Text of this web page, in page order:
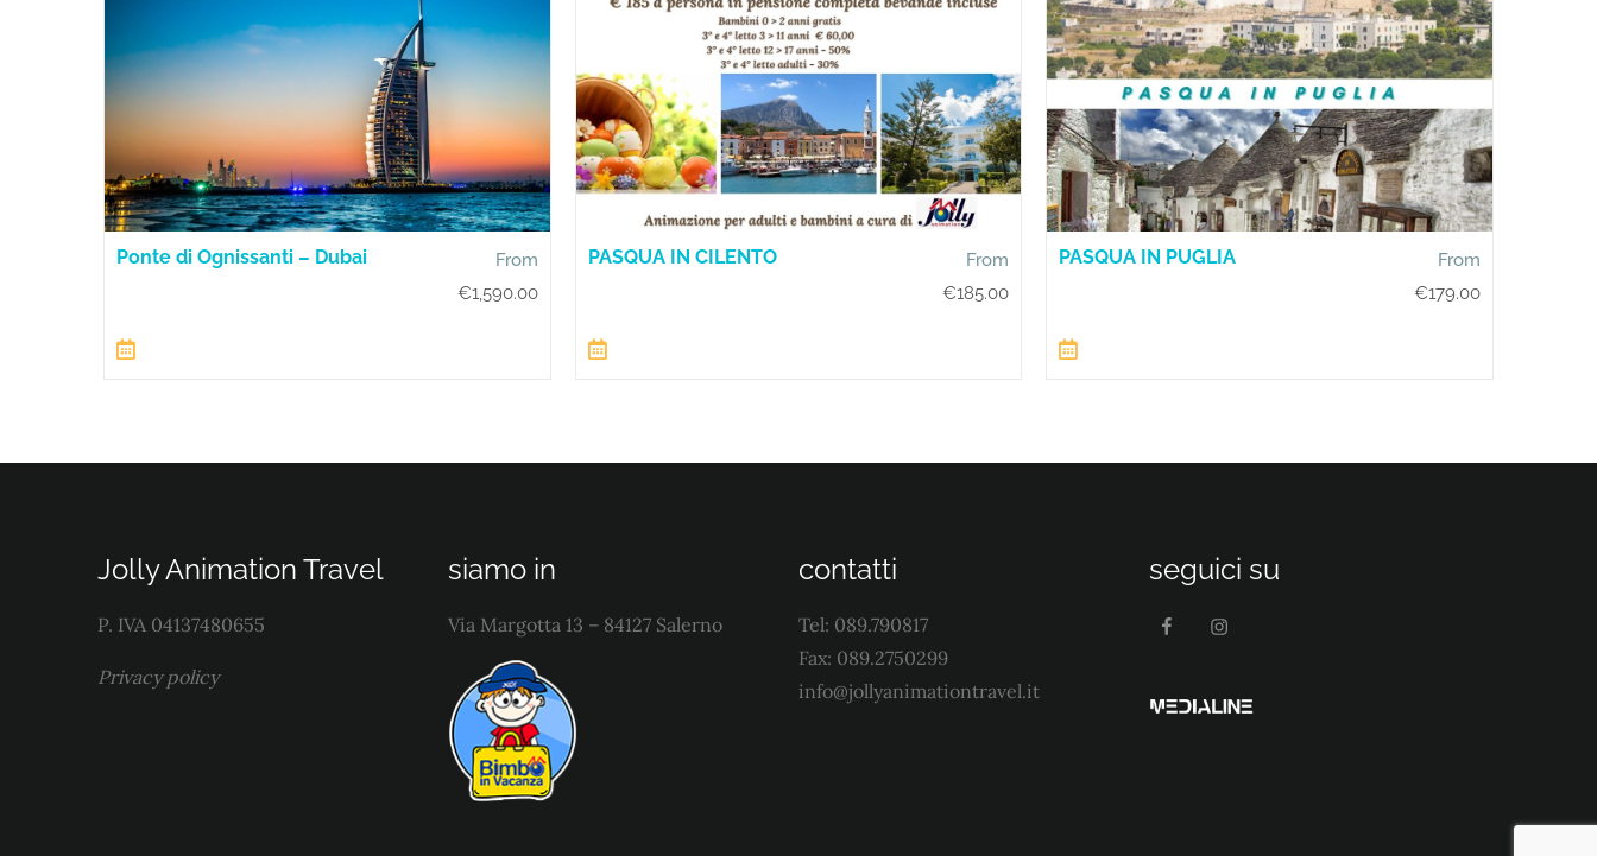
Ponte di Ognissanti – Dubai
From
€1,590.00
PASQUA IN CILENTO
From
€185.00
PASQUA IN PUGLIA
From
€179.00
Jolly Animation Travel
P. IVA 04137480655
Privacy policy
siamo in
Via Margotta 13 – 84127 Salerno
contatti
Tel: 089.790817
Fax: 089.2750299
info@jollyanimationtravel.it
seguici su